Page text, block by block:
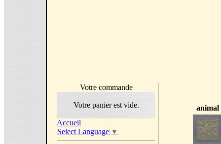
Votre commande
Votre panier est vide.
Accueil
Select Language ▼
animal